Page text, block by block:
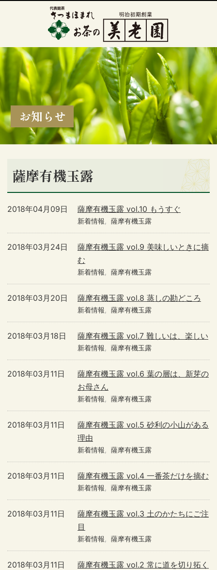
お知らせ
薩摩有機玉露
薩摩有機玉露 vol.10 もうすぐ
2018年04月09日
新着情報 薩摩有機玉露
薩摩有機玉露 vol.9 美味しいときに摘
む
2018年03月24日
新着情報 薩摩有機玉露
薩摩有機玉露 vol.8 蒸しの勘どころ
2018年03月20日
新着情報 薩摩有機玉露
薩摩有機玉露 vol.7 難しいは、楽しい
2018年03月18日
新着情報 薩摩有機玉露
薩摩有機玉露 vol.6 葉の層は、新芽の
お母さん
2018年03月11日
新着情報 薩摩有機玉露
薩摩有機玉露 vol.5 砂利の小山がある
理由
2018年03月11日
新着情報 薩摩有機玉露
薩摩有機玉露 vol.4 一番茶だけを摘む
2018年03月11日
新着情報 薩摩有機玉露
薩摩有機玉露 vol.3 土のかたちにご注
目
2018年03月11日
新着情報 薩摩有機玉露
薩摩有機玉露 vol.2 常に道を切り拓く
2018年03月11日